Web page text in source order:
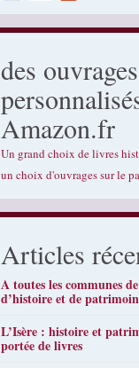
des ouvrages
Amazon.fr
Un grand choix de livres
un choix d'ouvrages sur le
Articles
A toutes les communes
d’histoire et de
L’Isère : histoire et
portée de livres